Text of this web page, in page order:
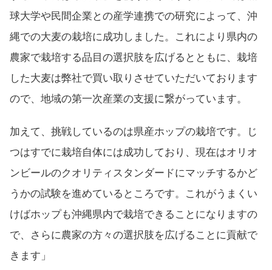
球大学や民間企業との産学連携での研究によって、沖
縄での大麦の栽培に成功しました。これにより県内の
農家で栽培する品目の選択肢を広げるとともに、栽培
した大麦は弊社で買い取りさせていただいております
ので、地域の第一次産業の支援に繋がっています。
加えて、挑戦しているのは県産ホップの栽培です。じ
つはすでに栽培自体には成功しており、現在はオリオ
ンビールのクオリティスタンダードにマッチするかど
うかの試験を進めているところです。これがうまくい
けばホップも沖縄県内で栽培できることになりますの
で、さらに農家の方々の選択肢を広げることに貢献で
きます」